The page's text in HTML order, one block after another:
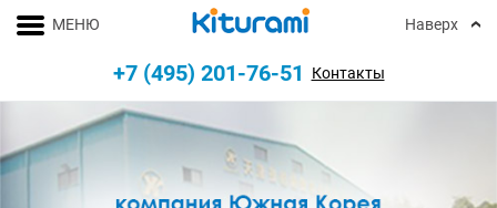
МЕНЮ Наверх
+7 (495) 201-76-51 Контакты